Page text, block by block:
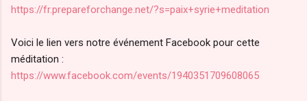
https://fr.prepareforchange.net/?s=paix+syrie+meditation
Voici le lien vers notre événement Facebook pour cette
méditation :
https://www.facebook.com/events/1940351709608065